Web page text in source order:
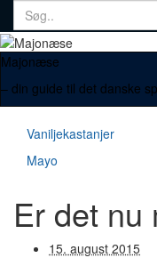
Search
for:
Majonæse
– din guide til det danske
Vaniljekastanjer
Mayo
Er det nu
15. august 2015